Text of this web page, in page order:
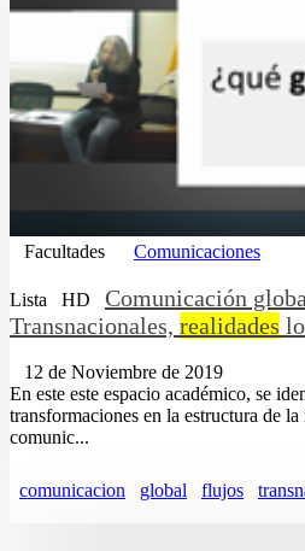
Facultades Comunicaciones
Lista HD
Comunicación
Transnacionales, realidades
12 de Noviembre de 2019
En este este espacio académico, se
transformaciones en la estructura de
comunic...
comunicacion global flujos